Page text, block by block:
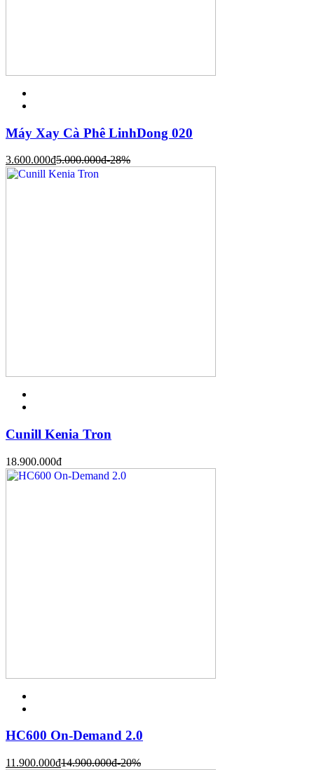
Máy Xay Cà Phê LinhDong 020
3.600.000đ5.000.000đ-28%
Cunill Kenia Tron
18.900.000đ
HC600 On-Demand 2.0
11.900.000đ14.900.000đ-20%